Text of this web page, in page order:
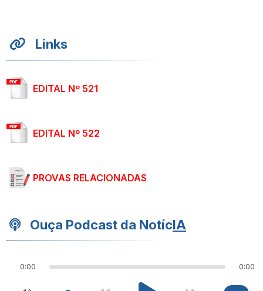
Links
EDITAL Nº 521
EDITAL Nº 522
PROVAS RELACIONADAS
Ouça Podcast da NotícIA
0:00 0:00